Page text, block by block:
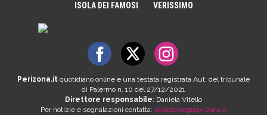
ISOLA DEI FAMOSI VERISSIMO
Perizona.it quotidiano online è una testata registrata Aut. del tribunale
di Palermo n. 10 del 27/12/2021
Direttore responsabile: Daniela Vitello
Per notizie e segnalazioni contatta: redazione@perizona.it